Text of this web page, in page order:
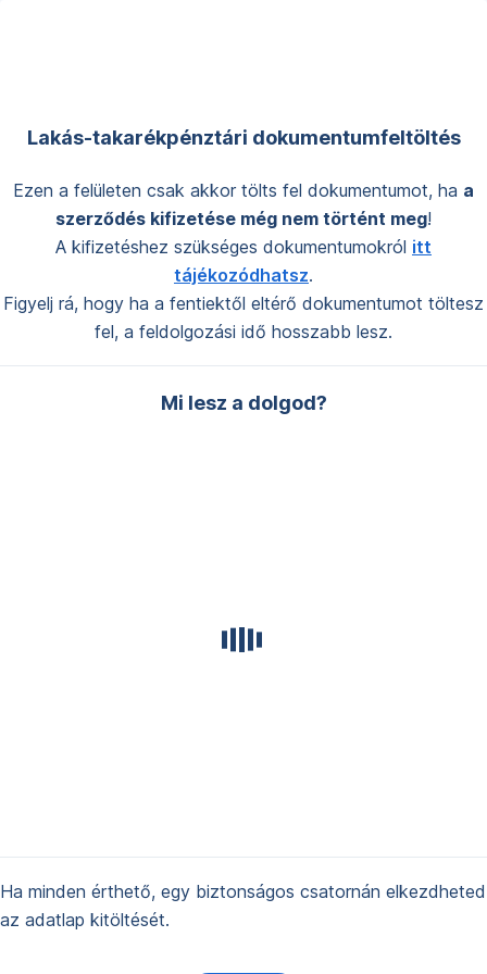
Lakás-takarékpénztári dokumentumfeltöltés
Ezen a felületen csak akkor tölts fel dokumentumot, ha a
szerződés kifizetése még nem történt meg!
A kifizetéshez szükséges dokumentumokról itt
tájékozódhatsz.
Figyelj rá, hogy ha a fentiektől eltérő dokumentumot töltesz
fel, a feldolgozási idő hosszabb lesz.
Mi lesz a dolgod?
Ha minden érthető, egy biztonságos csatornán elkezdheted
az adatlap kitöltését.